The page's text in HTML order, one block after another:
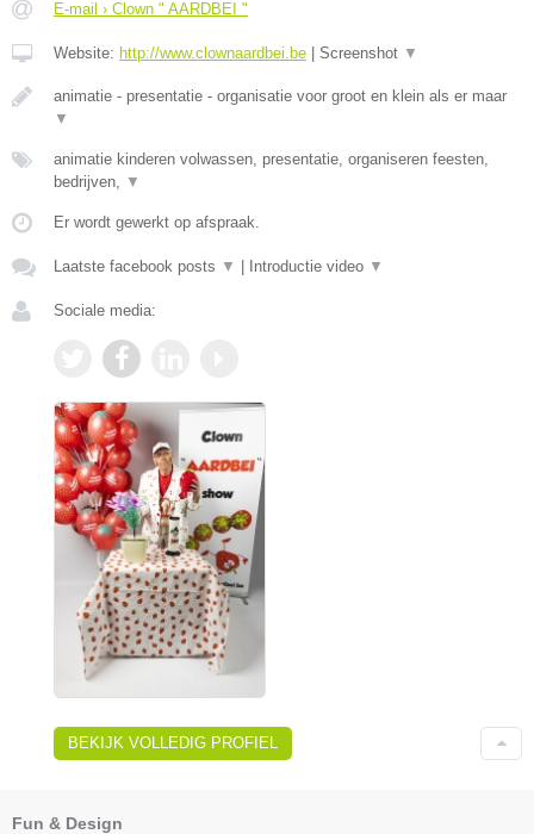
E-mail › Clown " AARDBEI "
Website: http://www.clownaardbei.be | Screenshot ▼
animatie - presentatie - organisatie voor groot en klein als er maar
▼
animatie kinderen volwassen, presentatie, organiseren feesten,
bedrijven,
▼
Er wordt gewerkt op afspraak.
Laatste facebook posts ▼ | Introductie video ▼
Sociale media:
BEKIJK VOLLEDIG PROFIEL
Fun & Design